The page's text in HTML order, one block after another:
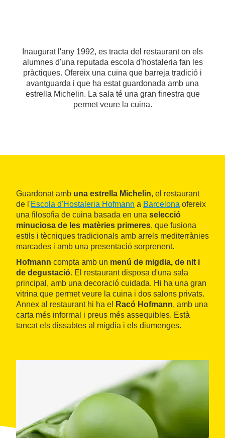
Inaugurat l'any 1992, es tracta del restaurant on els
alumnes d'una reputada escola d'hostaleria fan les
pràctiques. Ofereix una cuina que barreja tradició i
avantguarda i que ha estat guardonada amb una
estrella Michelin. La sala té una gran finestra que
permet veure la cuina.
Guardonat amb una estrella Michelin, el restaurant
de l'Escola d'Hostaleria Hofmann a Barcelona ofereix
una filosofia de cuina basada en una selecció
minuciosa de les matèries primeres, que fusiona
estils i tècniques tradicionals amb arrels mediterrànies
marcades i amb una presentació sorprenent.
Hofmann compta amb un menú de migdia, de nit i
de degustació. El restaurant disposa d'una sala
principal, amb una decoració cuidada. Hi ha una gran
vitrina que permet veure la cuina i dos salons privats.
Annex al restaurant hi ha el
Racó Hofmann, amb una
carta més informal i preus més assequibles. Està
tancat els dissabtes al migdia i els diumenges.